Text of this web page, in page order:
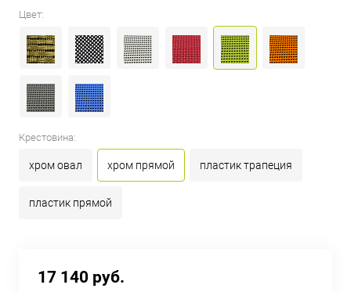
Цвет:
Крестовина:
хром овал хром прямой пластик трапеция
пластик прямой
17 140 руб.